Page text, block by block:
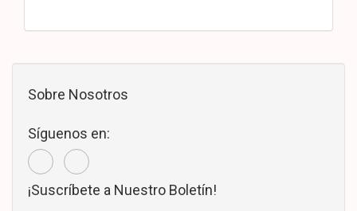
Sobre Nosotros
Síguenos en:
¡Suscríbete a Nuestro Boletín!